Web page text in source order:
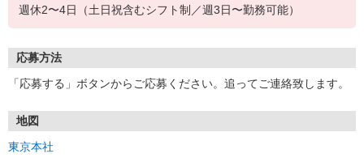
週休2〜4日（土日祝含むシフト制／週3日〜勤務可能）
応募方法
「応募する」ボタンからご応募ください。追ってご連絡致します。
地図
東京本社